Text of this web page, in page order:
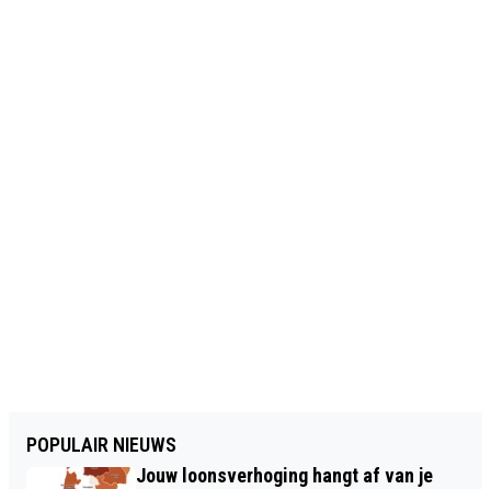
POPULAIR NIEUWS
Jouw loonsverhoging hangt af van je